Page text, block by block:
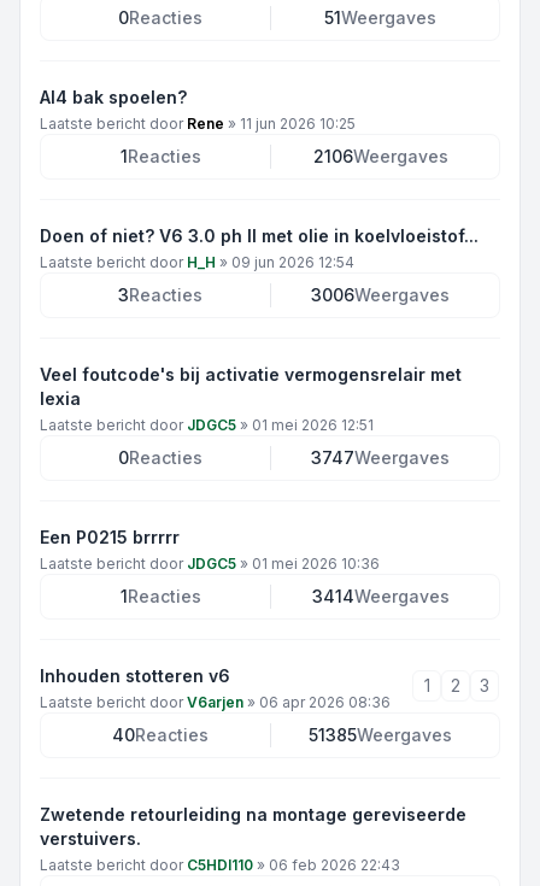
0Reacties 51Weergaves
Al4 bak spoelen?
Laatste bericht door Rene » 11 jun 2026 10:25
1Reacties 2106Weergaves
Doen of niet? V6 3.0 ph II met olie in koelvloeistof...
Laatste bericht door H_H » 09 jun 2026 12:54
3Reacties 3006Weergaves
Veel foutcode's bij activatie vermogensrelair met
lexia
Laatste bericht door JDGC5 » 01 mei 2026 12:51
0Reacties 3747Weergaves
Een P0215 brrrrr
Laatste bericht door JDGC5 » 01 mei 2026 10:36
1Reacties 3414Weergaves
Inhouden stotteren v6
Laatste bericht doorV6arjen » 06 apr 2026 08:36
1 2 3
40Reacties 51385Weergaves
Zwetende retourleiding na montage gereviseerde
verstuivers.
Laatste bericht door C5HDI110 » 06 feb 2026 22:43